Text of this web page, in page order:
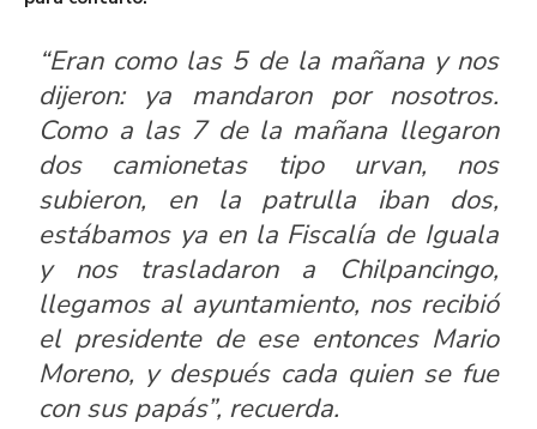
“Eran como las 5 de la mañana y nos
dijeron: ya mandaron por nosotros.
Como a las 7 de la mañana llegaron
dos camionetas tipo urvan, nos
subieron, en la patrulla iban dos,
estábamos ya en la Fiscalía de Iguala
y nos trasladaron a Chilpancingo,
llegamos al ayuntamiento, nos recibió
el presidente de ese entonces Mario
Moreno, y después cada quien se fue
con sus papás”, recuerda.